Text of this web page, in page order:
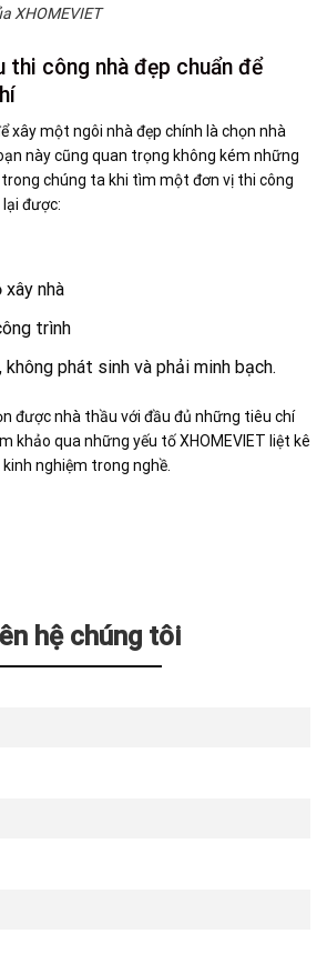
XHOMEVIET
thi công nhà đẹp chuẩn để
xây một ngôi nhà đẹp chính là chọn nhà
này cũng quan trọng không kém những
chúng ta khi tìm một đơn vị thi công
được:
nhà
trình
phát sinh và phải minh bạch.
được nhà thầu với đầu đủ những tiêu chí
khảo qua những yếu tố XHOMEVIET liệt kê
nghiệm trong nghề.
hệ chúng tôi